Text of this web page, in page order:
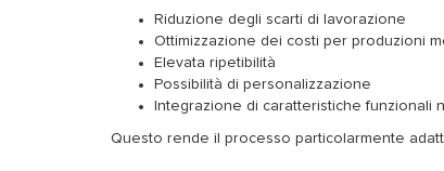
Riduzione degli scarti di lavorazione
Ottimizzazione dei costi per produzioni
Elevata ripetibilità
Possibilità di personalizzazione
Integrazione di caratteristiche funzionali
Questo rende il processo particolarmente